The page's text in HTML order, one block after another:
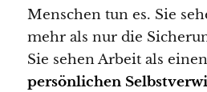
Menschen tun es. Sie
mehr als nur die
Sie sehen Arbeit als
persönlichen